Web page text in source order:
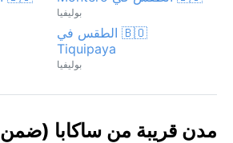
بوليفيا
🇧🇴 الطقس في
Tiquipaya
بوليفيا
مدن قريبة من ساكابا (ضمن 300 كم)